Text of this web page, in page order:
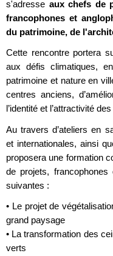
s'adresse aux chefs de
francophones et
du patrimoine, de
Cette rencontre portera
aux défis climatiques,
patrimoine et nature en
centres anciens,
l’identité et l’attractivité
Au travers d’ateliers en
et internationales, ainsi
proposera une formation
de projets,
suivantes :
• Le projet de
grand paysage
• La transformation des
verts